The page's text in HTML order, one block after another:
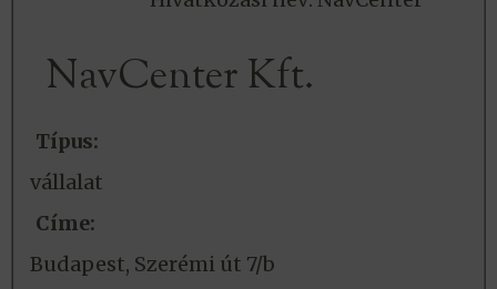
NavCenter Kft.
Típus:
vállalat
Címe:
Budapest, Szerémi út 7/b